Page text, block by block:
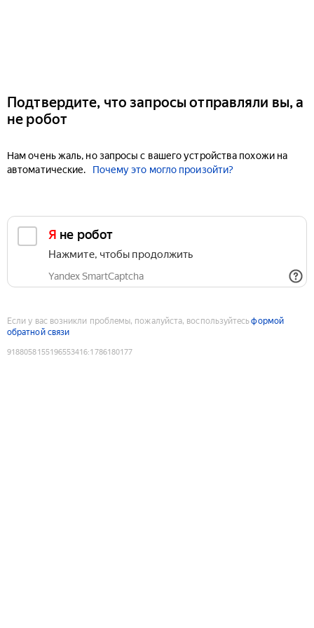
Подтвердите, что запросы отправляли вы, а
не робот
Нам очень жаль, но запросы с вашего устройства похожи на
автоматические.
Почему это могло произойти?
Я не робот
Нажмите, чтобы продолжить
Yandex SmartCaptcha
Если у вас возникли проблемы, пожалуйста, воспользуйтесьформой
обратной связи
9188058155196553416:1786180177